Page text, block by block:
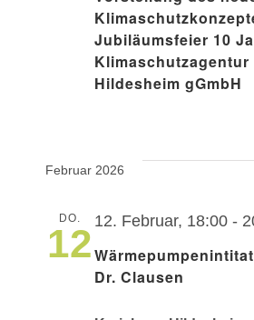
Jubiläumsfeier 10
Hildesheim gGmbH
Februar 2026
DO.
12
Dr. Clausen
12. Februar, 18:00 -